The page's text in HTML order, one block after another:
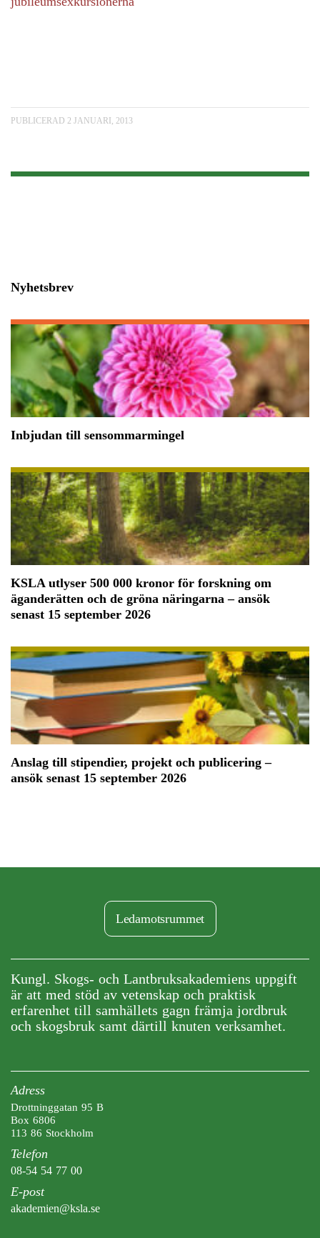
PUBLICERAD 2 JANUARI, 2013
Nyhetsbrev
Inbjudan till sensommarmingel
KSLA utlyser 500 000 kronor för forskning om
äganderätten och de gröna näringarna – ansök
senast 15 september 2026
Anslag till stipendier, projekt och publicering –
ansök senast 15 september 2026
Ledamotsrummet
Kungl. Skogs- och Lantbruksakademiens uppgift
är att med stöd av vetenskap och praktisk
erfarenhet till samhällets gagn främja jordbruk
och skogsbruk samt därtill knuten verksamhet.
Adress
Drottninggatan 95 B
Box 6806
113 86 Stockholm
Telefon
08-54 54 77 00
E-post
akademien@ksla.se